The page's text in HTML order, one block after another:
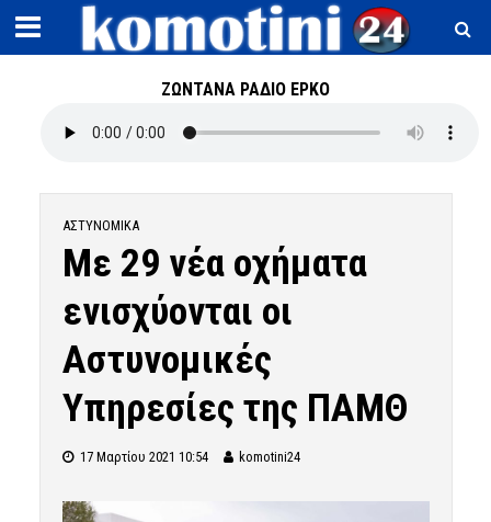
ΖΩΝΤΑΝΑ ΡΑΔΙΟ ΕΡΚΟ
ΑΣΤΥΝΟΜΙΚΆ
Με 29 νέα οχήματα
ενισχύονται οι
Αστυνομικές
Υπηρεσίες της ΠΑΜΘ
17 Μαρτίου 2021 10:54 komotini24